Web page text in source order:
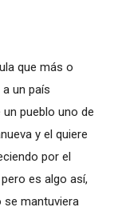
que más o
un país
pueblo uno de
y el quiere
por el
es algo así,
se mantuviera